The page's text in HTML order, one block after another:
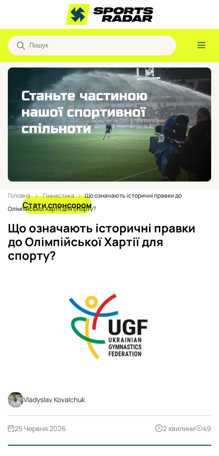
Стати спонсором
Головна Гімнастика
Що означають історичні правки до
Олімпійської Хартії для спорту?
Що означають історичні правки
до Олімпійської Хартії для
спорту?
Vladyslav Kovalchuk
2 хвилини 49
25 Червня 2026